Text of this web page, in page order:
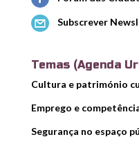
Subscrever
Temas (Agenda
Cultura e património
Emprego e
Segurança no espaço